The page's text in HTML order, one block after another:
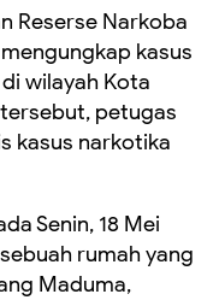
Reserse Narkoba
kasus
wilayah Kota
petugas
kasus narkotika
Senin, 18 Mei
rumah yang
Maduma,